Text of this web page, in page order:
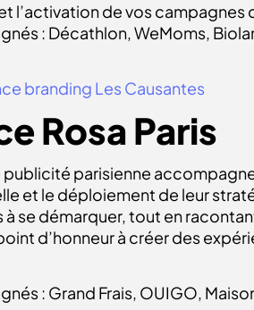
l’activation de vos campagnes
: Décathlon, WeMoms,
branding Les Causantes
Rosa Paris
parisienne
et le déploiement de leur
à se démarquer, tout en
d’honneur à créer des
: Grand Frais, OUIGO,